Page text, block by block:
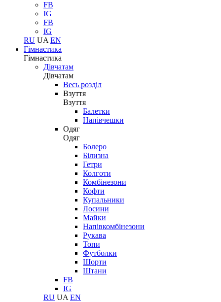
FB
IG
FB
IG
RU UA EN
Гімнастика
Гімнастика
Дівчатам
Дівчатам
Весь розділ
Взуття
Взуття
Балетки
Напівчешки
Одяг
Одяг
Болеро
Білизна
Гетри
Колготи
Комбінезони
Кофти
Купальники
Лосини
Майки
Напівкомбінезони
Рукава
Топи
Футболки
Шорти
Штани
FB
IG
RU UA EN